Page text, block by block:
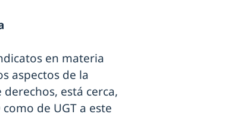
en materia
aspectos de la
está cerca,
de UGT a este